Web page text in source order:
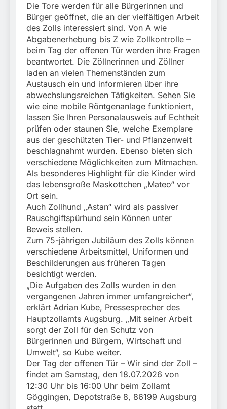
Die Tore werden für alle Bürgerinnen und
Bürger geöffnet, die an der vielfältigen Arbeit
des Zolls interessiert sind. Von A wie
Abgabenerhebung bis Z wie Zollkontrolle –
beim Tag der offenen Tür werden ihre Fragen
beantwortet. Die Zöllnerinnen und Zöllner
laden an vielen Themenständen zum
Austausch ein und informieren über ihre
abwechslungsreichen Tätigkeiten. Sehen Sie
wie eine mobile Röntgenanlage funktioniert,
lassen Sie Ihren Personalausweis auf Echtheit
prüfen oder staunen Sie, welche Exemplare
aus der geschützten Tier- und Pflanzenwelt
beschlagnahmt wurden. Ebenso bieten sich
verschiedene Möglichkeiten zum Mitmachen.
Als besonderes Highlight für die Kinder wird
das lebensgroße Maskottchen „Mateo“ vor
Ort sein.
Auch Zollhund „Astan“ wird als passiver
Rauschgiftspürhund sein Können unter
Beweis stellen.
Zum 75-jährigen Jubiläum des Zolls können
verschiedene Arbeitsmittel, Uniformen und
Beschilderungen aus früheren Tagen
besichtigt werden.
„Die Aufgaben des Zolls wurden in den
vergangenen Jahren immer umfangreicher“,
erklärt Adrian Kube, Pressesprecher des
Hauptzollamts Augsburg. „Mit seiner Arbeit
sorgt der Zoll für den Schutz von
Bürgerinnen und Bürgern, Wirtschaft und
Umwelt“, so Kube weiter.
Der Tag der offenen Tür – Wir sind der Zoll –
findet am Samstag, den 18.07.2026 von
12:30 Uhr bis 16:00 Uhr beim Zollamt
Göggingen, Depotstraße 8, 86199 Augsburg